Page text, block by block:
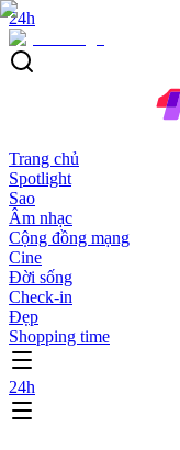
24h
Trang chủ
Spotlight
Sao
Âm nhạc
Cộng đồng mạng
Cine
Đời sống
Check-in
Đẹp
Shopping time
24h